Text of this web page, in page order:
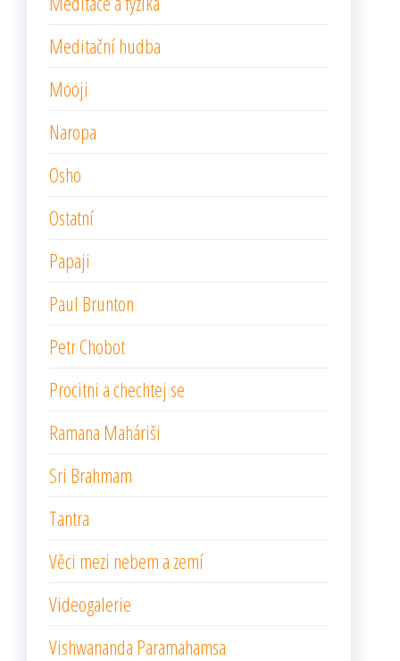
Meditační hudba
Mooji
Naropa
Osho
Ostatní
Papaji
Paul Brunton
Petr Chobot
Procitni a chechtej se
Ramana Maháriši
Sri Brahmam
Tantra
Věci mezi nebem a zemí
Videogalerie
Vishwananda Paramahamsa